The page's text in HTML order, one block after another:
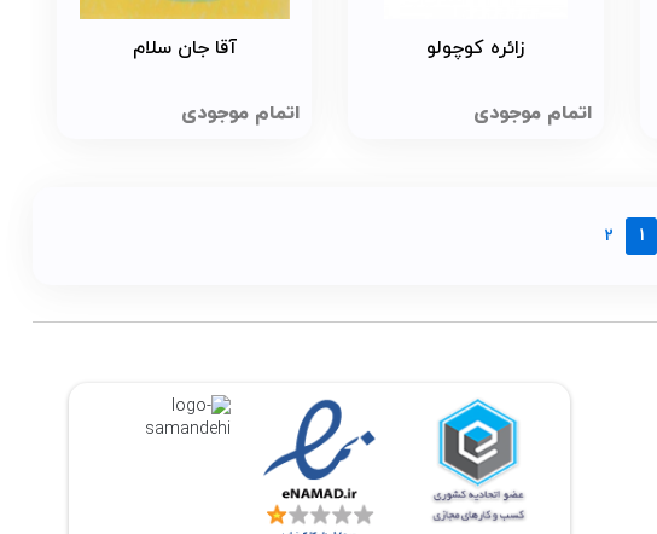
زائره کوچولو
اتمام موجودی
آقا جان سلام
اتمام موجودی
1
2